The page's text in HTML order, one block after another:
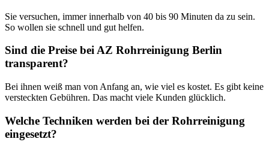
Sie versuchen, immer innerhalb von 40 bis 90 Minuten da zu sein.
So wollen sie schnell und gut helfen.
Sind die Preise bei AZ Rohrreinigung Berlin
transparent?
Bei ihnen weiß man von Anfang an, wie viel es kostet. Es gibt keine
versteckten Gebühren. Das macht viele Kunden glücklich.
Welche Techniken werden bei der Rohrreinigung
eingesetzt?